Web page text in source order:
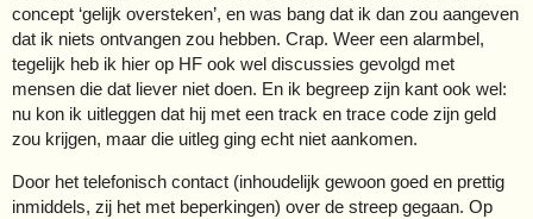
concept ‘gelijk oversteken’, en was bang dat ik dan zou aangeven
dat ik niets ontvangen zou hebben. Crap. Weer een alarmbel,
tegelijk heb ik hier op HF ook wel discussies gevolgd met
mensen die dat liever niet doen. En ik begreep zijn kant ook wel:
nu kon ik uitleggen dat hij met een track en trace code zijn geld
zou krijgen, maar die uitleg ging echt niet aankomen.
Door het telefonisch contact (inhoudelijk gewoon goed en prettig
inmiddels, zij het met beperkingen) over de streep gegaan. Op